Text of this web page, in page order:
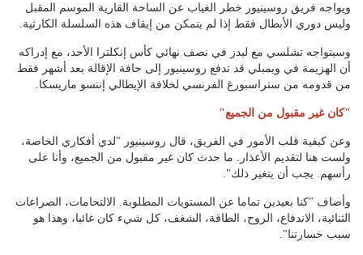
ويواجه فريق روسينيور خطر الغياب عن الساحة القارية الموسم المقبل
وليس دوري الأبطال فقط إذا لم يتمكن من إيقاف هذه السلسلة الكارثية.
وسيتواجه تشلسي مع ليدز في نصف نهائي كأس إنكلترا الأحد، مع إدراكه
أن الهزيمة في ويمبلي قد تدفع روسينيور إلى حافة الإقالة بعد أشهر فقط
من قدومه من ستراسبورغ الفرنسي لخلافة الإيطالي إنتسو ماريسكا.
"كان غير مقبول من الجميع"
وعن كيفية قلب الأمور في الفريق، قال روسينيور "لدي أفكاري الخاصة،
ولست هنا لتقديم الأعذار. ما حدث كان غير مقبول من الجميع، وأنا على
رأسهم. يجب أن يتغير ذلك".
وأضاف "كنا بعيدين تماما عن المستويات المطلوبة. الالتحامات، الصراعات
الثنائية، الاندفاع، الروح، الطاقة، الشغف، كل شيء كان غائبا، وهذا هو
سبب خسارتنا".